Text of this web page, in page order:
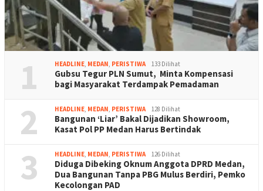
1 HEADLINE, MEDAN, PERISTIWA 133 Dilihat
Gubsu Tegur PLN Sumut, Minta Kompensasi
bagi Masyarakat Terdampak Pemadaman
2 HEADLINE, MEDAN, PERISTIWA 128 Dilihat
Bangunan ‘Liar’ Bakal Dijadikan Showroom,
Kasat Pol PP Medan Harus Bertindak
3 HEADLINE, MEDAN, PERISTIWA 126 Dilihat
Diduga Dibeking Oknum Anggota DPRD Medan,
Dua Bangunan Tanpa PBG Mulus Berdiri, Pemko
Kecolongan PAD